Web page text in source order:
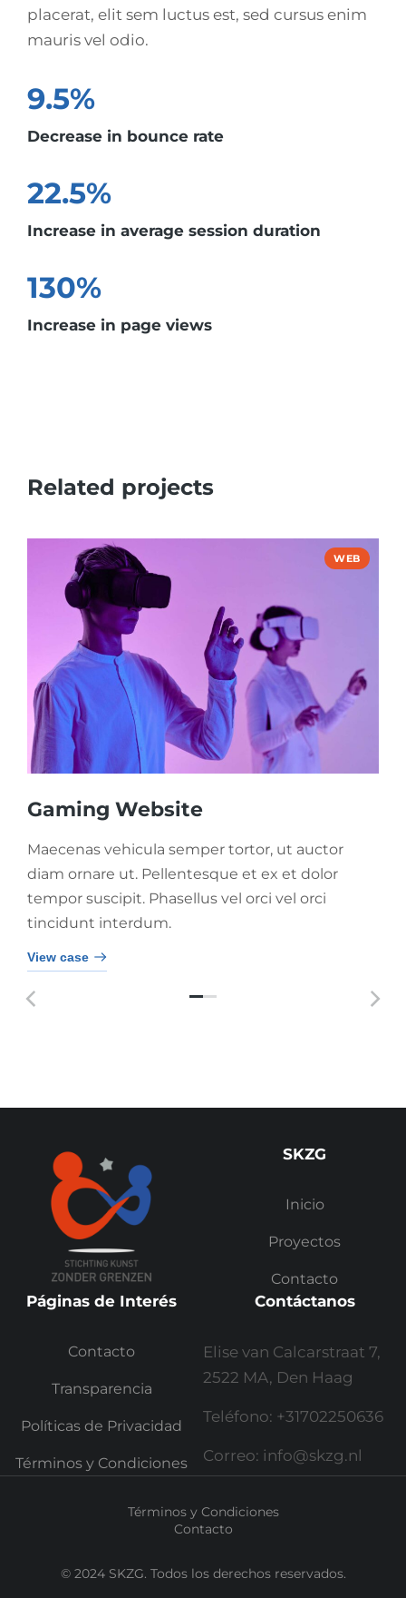
placerat, elit sem luctus est, sed cursus enim
mauris vel odio.
9.5%
Decrease in bounce rate
22.5%
Increase in average session duration
130%
Increase in page views
Related projects
WEB
Gaming Website
Maecenas vehicula semper tortor, ut auctor
diam ornare ut. Pellentesque et ex et dolor
tempor suscipit. Phasellus vel orci vel orci
tincidunt interdum.
View case
SKZG
Inicio
Proyectos
Contacto
Páginas de Interés
Contacto
Transparencia
Políticas de Privacidad
Términos y Condiciones
Contáctanos
Elise van Calcarstraat 7,
2522 MA, Den Haag
Teléfono: +31702250636
Correo: info@skzg.nl
© 2024 SKZG. Todos los derechos reservados.
Términos y Condiciones
Contacto